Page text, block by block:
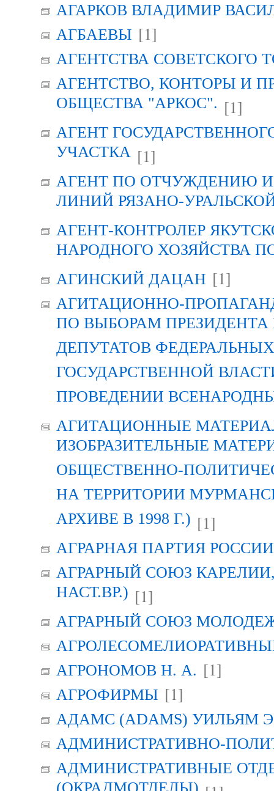
АГАРКОВ ВЛАДИМИР
АГБАЕВЫ [1]
АГЕНТСТВА СОВЕТСКОГО
АГЕНТСТВО, КОНТОРЫ И
ОБЩЕСТВА "АРКОС". [1]
АГЕНТ
УЧАСТКА [1]
АГЕНТ ПО ОТЧУЖДЕНИЮ
ЛИНИЙ РЯЗАНО-
АГЕНТ-КОНТРОЛЕР
НАРОДНОГО ХОЗЯЙСТВА
АГИНСКИЙ ДАЦАН [1]
АГИТАЦИОННО-
ПО ВЫБОРАМ
ДЕПУТАТОВ
ГОСУДАРСТВЕННОЙ
ПРОВЕДЕНИИ
АГИТАЦИОННЫЕ
ИЗОБРАЗИТЕЛЬНЫЕ
ОБЩЕСТВЕННО-
НА ТЕРРИТОРИИ
АРХИВЕ В 1998 Г.) [1]
АГРАРНАЯ ПАРТИЯ РОССИИ
АГРАРНЫЙ СОЮЗ КАРЕЛИИ,
НАСТ.ВР.) [1]
АГРАРНЫЙ СОЮЗ
АГРОНОМОВ Н. А. [1]
АГРОФИРМЫ [1]
АДАМС (ADAMS) УИЛЬЯМ
АДМИНИСТРАТИВНО-
АДМИНИСТРАТИВНЫЕ